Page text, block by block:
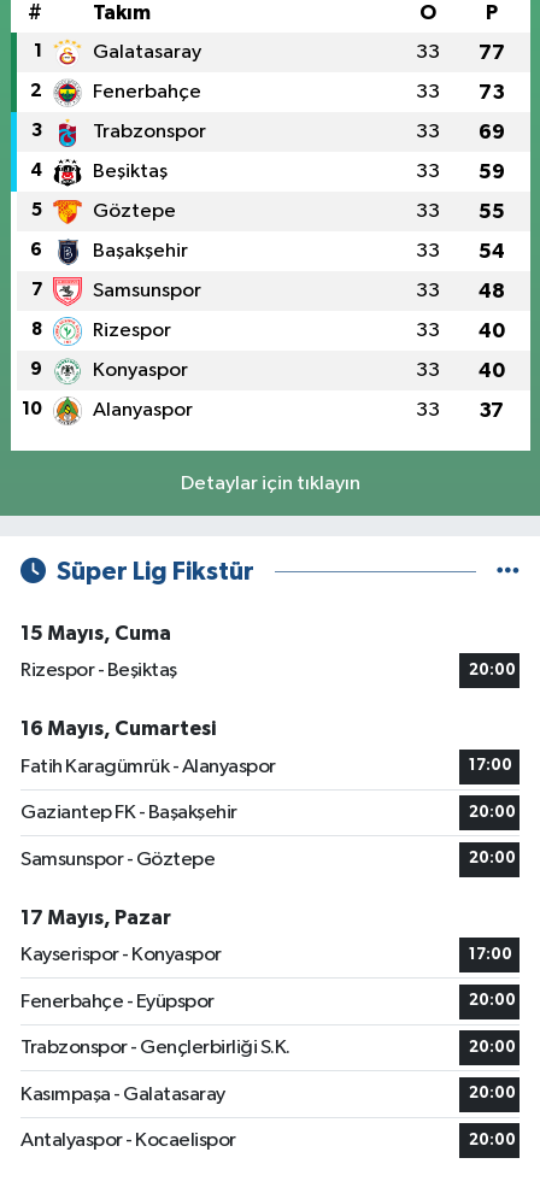
# Takım O P
1 Galatasaray 33 77
2 Fenerbahçe 33 73
3 Trabzonspor 33 69
4 Beşiktaş 33 59
5 Göztepe 33 55
6 Başakşehir 33 54
7 Samsunspor 33 48
8 Rizespor 33 40
9 Konyaspor 33 40
10 Alanyaspor 33 37
Detaylar için tıklayın
Süper Lig Fikstür
15 Mayıs, Cuma
Rizespor - Beşiktaş
20:00
16 Mayıs, Cumartesi
Fatih Karagümrük - Alanyaspor
17:00
Gaziantep FK - Başakşehir 20:00
Samsunspor - Göztepe 20:00
17 Mayıs, Pazar
Kayserispor - Konyaspor
17:00
Fenerbahçe - Eyüpspor 20:00
Trabzonspor - Gençlerbirliği S.K. 20:00
Kasımpaşa - Galatasaray 20:00
Antalyaspor - Kocaelispor 20:00